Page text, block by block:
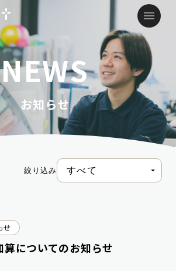
NEWS
お知らせ
絞り込み
せ
についてのお知らせ